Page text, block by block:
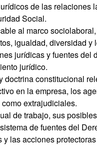
de las
Social.
al marco
igualdad, diversidad
jurídicas y fuentes del
jurídico.
doctrina constitucional
en la empresa, los
extrajudiciales.
de trabajo, sus
de fuentes del
y las acciones